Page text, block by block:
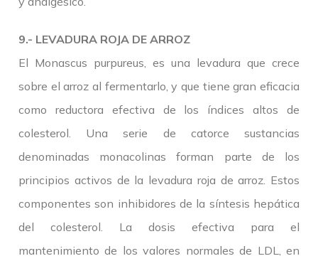
9.- LEVADURA ROJA DE ARROZ
El Monascus purpureus, es una levadura que crece
sobre el arroz al fermentarlo, y que tiene gran eficacia
como reductora efectiva de los índices altos de
colesterol. Una serie de catorce sustancias
denominadas monacolinas forman parte de los
principios activos de la levadura roja de arroz. Estos
componentes son inhibidores de la síntesis hepática
del colesterol. La dosis efectiva para el
mantenimiento de los valores normales de LDL, en